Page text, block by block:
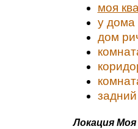
моя
у дома
дом
Локация